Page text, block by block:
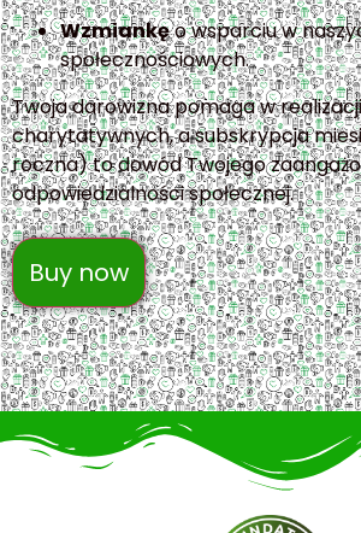
Wzmiankęo wsparciu w
społecznościowych.
Twoja darowizna pomaga w
charytatywnych, a subskrypcja
roczna) to dowód Twojego
odpowiedzialności społecznej.
Buy now